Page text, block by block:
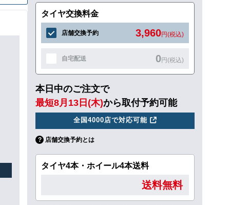
タイヤ交換料金
店舗交換予約 3,960円(税込)
自宅配送 0円(税込)
本日中のご注文で
最短8月13日(木)から取付予約可能
全国4000店で対応可能
店舗交換予約とは
タイヤ4本・ホイール4本送料
送料無料